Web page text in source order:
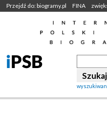
Przejdź do: biogramy.pl FINA